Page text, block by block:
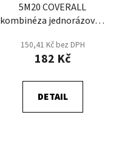
5M20 COVERALL
kombinéza jednorázová -
150,41 Kč bez DPH
182 Kč
DETAIL